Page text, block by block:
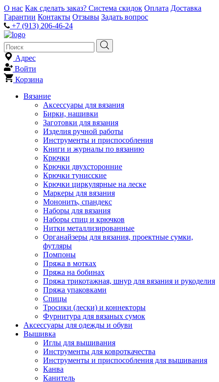
О нас Как сделать заказ? Система скидок Оплата Доставка
Гарантии Контакты Отзывы Задать вопрос
+7 (913) 206-46-24
Адрес
Войти
Корзина
Вязание
Аксессуары для вязания
Бирки, нашивки
Заготовки для вязания
Изделия ручной работы
Инструменты и приспособления
Книги и журналы по вязанию
Крючки
Крючки двухсторонние
Крючки тунисские
Крючки циркулярные на леске
Маркеры для вязания
Мононить, спандекс
Наборы для вязания
Наборы спиц и крючков
Нитки металлизированные
Органайзеры для вязания, проектные сумки,
футляры
Помпоны
Пряжа в мотках
Пряжа на бобинах
Пряжа трикотажная, шнур для вязания и рукоделия
Пряжа упаковками
Спицы
Тросики (лески) и коннекторы
Фурнитура для вязаных сумок
Аксессуары для одежды и обуви
Вышивка
Иглы для вышивания
Инструменты для ковроткачества
Инструменты и приспособления для вышивания
Канва
Канитель